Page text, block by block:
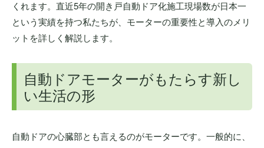
くれます。直近5年の開き戸自動ドア化施工現場数が日本一
という実績を持つ私たちが、モーターの重要性と導入のメリ
ットを詳しく解説します。
自動ドアモーターがもたらす新し
い生活の形
自動ドアの心臓部とも言えるのがモーターです。一般的に、